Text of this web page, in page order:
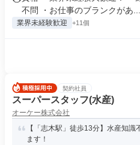
不問 ・お仕事のブランクがあ...
業界未経験歓迎 +11個
契約社員
スーパースタッフ(水産)
オーケー株式会社
【「志木駅」徒歩13分】水産知
ます！